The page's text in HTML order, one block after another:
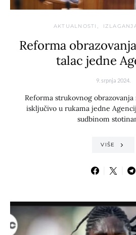
AKTUALNOSTI
Reforma
talac jedne
9. srpnja 2024.
Reforma strukovnog
isključivo u rukama jedne
sudbinom
VIŠE